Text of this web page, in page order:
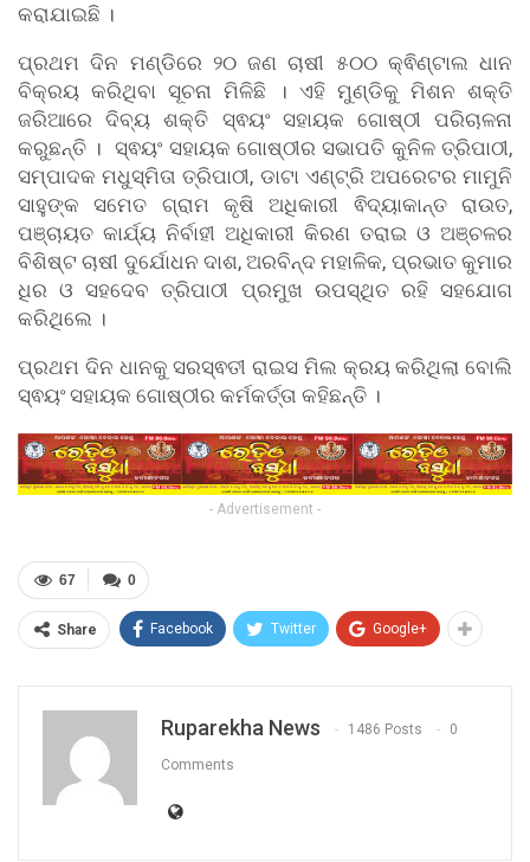
କରାଯାଇଛି ।
ପ୍ରଥମ ଦିନ ମଣ୍ଡିରେ ୨୦ ଜଣ ଚାଷୀ ୫୦୦ କ୍ଵିଣ୍ଟାଲ ଧାନ
ବିକ୍ରୟ କରିଥିବା ସୂଚନା ମିଳିଛି । ଏହି ମୁଣ୍ଡିକୁ ମିଶନ ଶକ୍ତି
ଜରିଆରେ ଦିବ୍ୟ ଶକ୍ତି ସ୍ଵୟଂ ସହାୟକ ଗୋଷ୍ଠୀ ପରିଚାଳନା
କରୁଛନ୍ତି । ସ୍ଵୟଂ ସହାୟକ ଗୋଷ୍ଠୀର ସଭାପତି କୁନିଳ ତ୍ରିପାଠୀ,
ସମ୍ପାଦକ ମଧୁସ୍ମିତା ତ୍ରିପାଠୀ, ଡାଟା ଏଣ୍ଟ୍ରି ଅପରେଟର ମାମୁନି
ସାହୁଙ୍କ ସମେତ ଗ୍ରାମ କୃଷି ଅଧିକାରୀ ଵିଦ୍ୟାକାନ୍ତ ରାଉତ,
ପଞ୍ଚାୟତ କାର୍ଯ୍ୟ ନିର୍ବାହୀ ଅଧିକାରୀ କିରଣ ତରାଇ ଓ ଅଞ୍ଚଳର
ବିଶିଷ୍ଟ ଚାଷୀ ଦୁର୍ଯୋଧନ ଦାଶ, ଅରବିନ୍ଦ ମହାଳିକ, ପ୍ରଭାତ କୁମାର
ଧିର ଓ ସହଦେବ ତ୍ରିପାଠୀ ପ୍ରମୁଖ ଉପସ୍ଥିତ ରହି ସହଯୋଗ
କରିଥିଲେ ।
ପ୍ରଥମ ଦିନ ଧାନକୁ ସରସ୍ଵତୀ ରାଇସ ମିଲ କ୍ରୟ କରିଥିଲା ବୋଲି
ସ୍ଵୟଂ ସହାୟକ ଗୋଷ୍ଠୀର କର୍ମକର୍ତ୍ତା କହିଛନ୍ତି ।
- Advertisement -
0
67
Share Facebook Twitter Google+
Ruparekha News 1486 Posts 0
Comments